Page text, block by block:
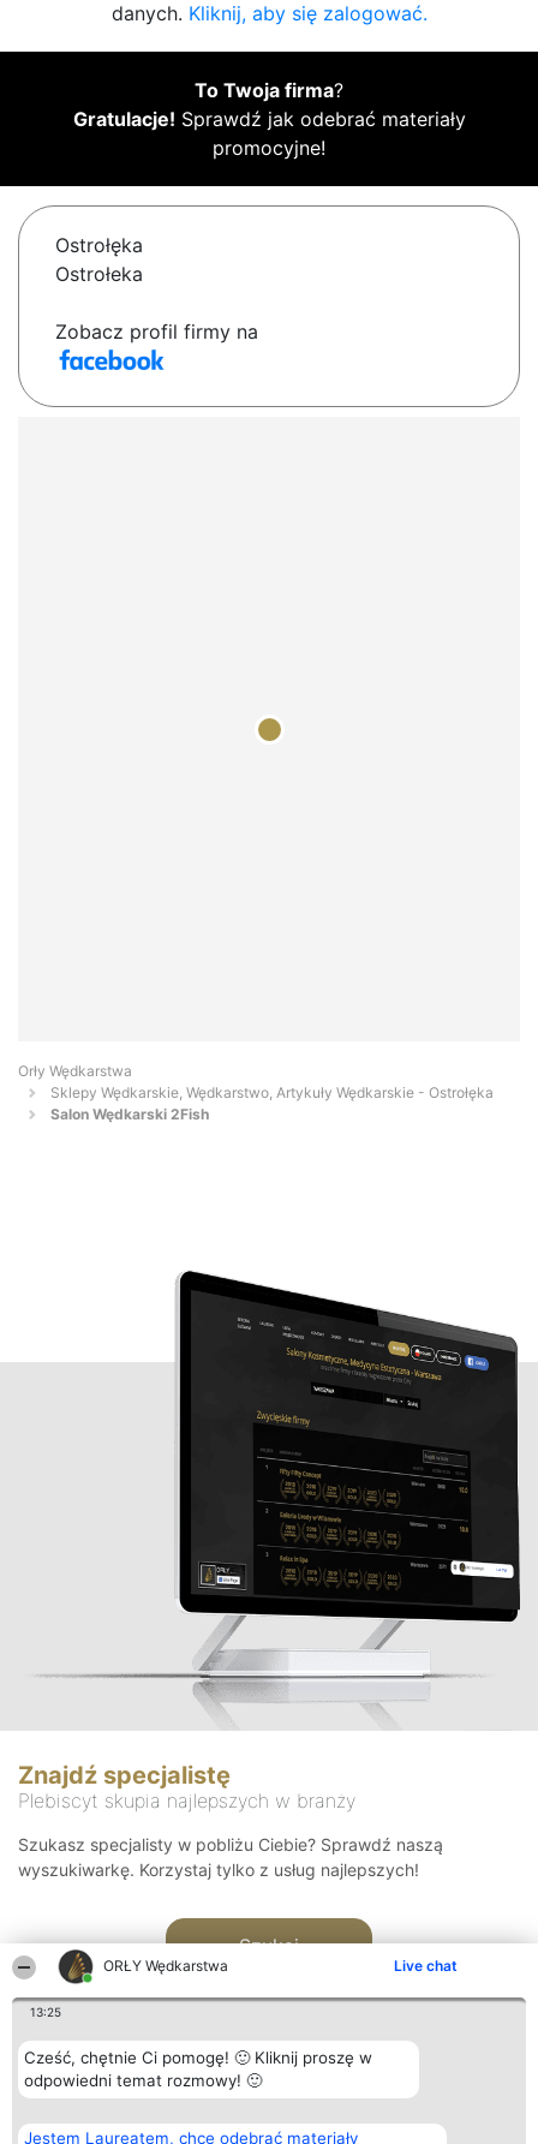
ORŁY Wędkarstwa Live chat
13:25
Cześć, chętnie Ci pomogę! 🙂 Kliknij proszę w
odpowiedni temat rozmowy! 🙂
Jestem Laureatem, chcę odebrać materiały
danych. Kliknij, aby się zalogować.
To Twoja firma?
Gratulacje! Sprawdź jak odebrać materiały
promocyjne!
Ostrołęka
Ostrołeka
Zobacz profil firmy na
Orły Wędkarstwa
Sklepy Wędkarskie, Wędkarstwo, Artykuły Wędkarskie - Ostrołęka
Salon Wędkarski 2Fish
Znajdź specjalistę
Plebiscyt skupia najlepszych w branży
Szukasz specjalisty w pobliżu Ciebie? Sprawdź naszą
wyszukiwarkę. Korzystaj tylko z usług najlepszych!
Szukaj
Organizator plebiscytu
Bright Side Solutions sp. z o.
Plebiscyt
Laureaci
Kontakt
Kontakt